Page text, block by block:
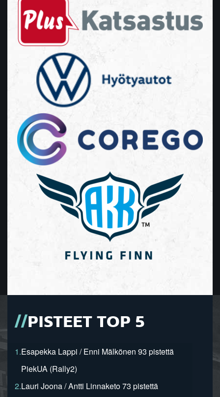
PISTEET TOP 5
1.Esapekka Lappi / Enni Mälkönen 93 pistettä
PiekUA (Rally2)
2.Lauri Joona / Antti Linnaketo 73 pistettä